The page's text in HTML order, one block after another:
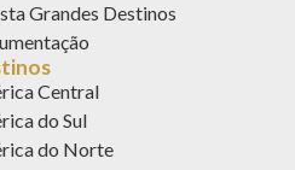
Grandes Destinos
Central
do Sul
do Norte